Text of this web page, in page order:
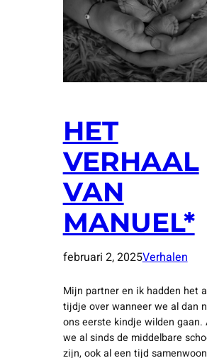
HET
VERHAAL
VAN
MANUEL*
februari 2, 2025Verhalen
Mijn partner en ik hadden het
tijdje over wanneer we al dan
ons eerste kindje wilden gaan.
we al sinds de middelbare
zijn, ook al een tijd